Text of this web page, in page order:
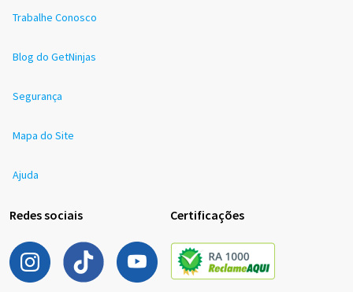
Trabalhe Conosco
Blog do GetNinjas
Segurança
Mapa do Site
Ajuda
Redes sociais Certificações